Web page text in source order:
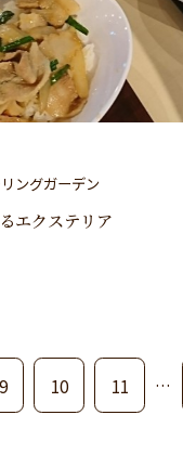
ングガーデン
エクステリア
9 10 11 …